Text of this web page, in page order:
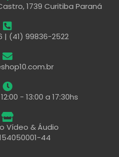
1739 Curitiba Paraná
| (41) 99836-2522
- 13:00 a 17:30hs
Vídeo & Áudio
44